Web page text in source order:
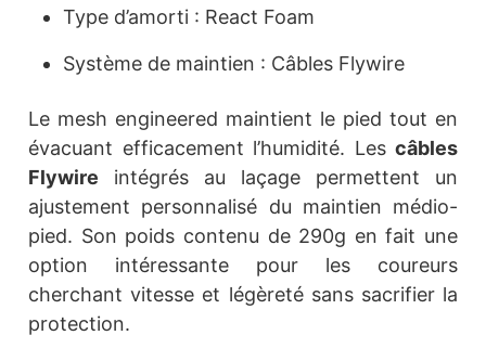
Type d’amorti : React Foam
Système de maintien : Câbles Flywire
Le mesh engineered maintient le pied tout en
évacuant efficacement l’humidité. Les câbles
Flywire intégrés au laçage permettent un
ajustement personnalisé du maintien médio-
pied. Son poids contenu de 290g en fait une
option intéressante pour les coureurs
cherchant vitesse et légèreté sans sacrifier la
protection.